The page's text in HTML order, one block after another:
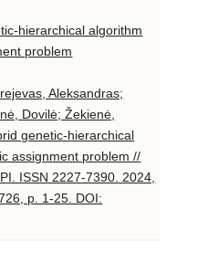
hierarchical algorithm
problem
Aleksandras;
Dovilė; Žekienė,
genetic-hierarchical
assignment problem //
ISSN 2227-7390. 2024,
p. 1-25. DOI: